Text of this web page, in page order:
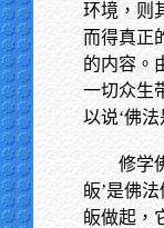
环境，则
而得真正
的内容。
一切众生
以说‘佛
修学
皈’是佛
皈做起，